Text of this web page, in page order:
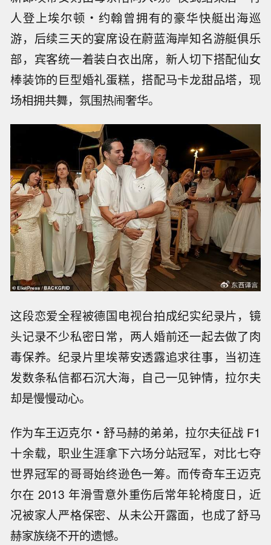
人登上埃尔顿・约翰曾拥有的豪华快艇出海巡
游，后续三天的宴席设在蔚蓝海岸知名游艇俱乐
部，宾客统一着装白衣出席，新人切下搭配仙女
棒装饰的巨型婚礼蛋糕，搭配马卡龙甜品塔，现
场相拥共舞，氛围热闹奢华。
这段恋爱全程被德国电视台拍成纪实纪录片，镜
头记录不少私密日常，两人婚前还一起去做了肉
毒保养。纪录片里埃蒂安透露追求往事，当初连
发数条私信都石沉大海，自己一见钟情，拉尔夫
却是慢慢动心。
作为车王迈克尔・舒马赫的弟弟，拉尔夫征战 F1
十余载，职业生涯拿下六场分站冠军，对比七夺
世界冠军的哥哥始终逊色一筹。而传奇车王迈克
尔在 2013 年滑雪意外重伤后常年轮椅度日，近
况被家人严格保密、从未公开露面，也成了舒马
赫家族绕不开的遗憾。